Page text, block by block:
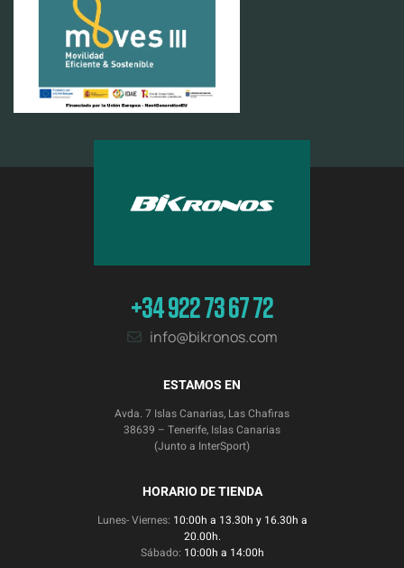
+34 922 73 67 72
info@bikronos.com
ESTAMOS EN
Avda. 7 Islas Canarias, Las Chafiras
38639 – Tenerife, Islas Canarias
(Junto a InterSport)
HORARIO DE TIENDA
Lunes- Viernes: 10:00h a 13.30h y 16.30h a
20.00h.
Sábado: 10:00h a 14:00h